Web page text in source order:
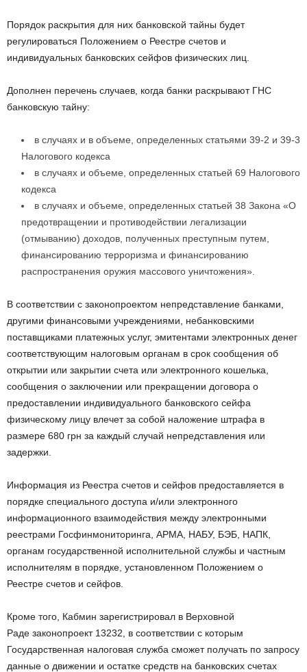
Порядок раскрытия для них банковской тайны будет
регулироваться Положением о Реестре счетов и
индивидуальных банковских сейфов физических лиц.
Дополнен перечень случаев, когда банки раскрывают ГНС
банковскую тайну:
в случаях и в объеме, определенных статьями 39-2 и 39-3
Налогового кодекса
в случаях и объеме, определенных статьей 69 Налогового
кодекса
в случаях и объеме, определенных статьей 38 Закона «О
предотвращении и противодействии легализации
(отмыванию) доходов, полученных преступным путем,
финансированию терроризма и финансированию
распространения оружия массового уничтожения».
В соответствии с законопроектом непредставление банками,
другими финансовыми учреждениями, небанковскими
поставщиками платежных услуг, эмитентами электронных денег
соответствующим налоговым органам в срок сообщения об
открытии или закрытии счета или электронного кошелька,
сообщения о заключении или прекращении договора о
предоставлении индивидуального банковского сейфа
физическому лицу влечет за собой наложение штрафа в
размере 680 грн за каждый случай непредставления или
задержки.
Информация из Реестра счетов и сейфов предоставляется в
порядке специального доступа и/или электронного
информационного взаимодействия между электронными
реестрами Госфинмониторинга, АРМА, НАБУ, БЭБ, НАПК,
органам государственной исполнительной службы и частным
исполнителям в порядке, установленном Положением о
Реестре счетов и сейфов.
Кроме того, Кабмин зарегистрировал в Верховной
Раде законопроект 13232, в соответствии с которым
Государственная налоговая служба сможет получать по запросу
данные о движении и остатке средств на банковских счетах